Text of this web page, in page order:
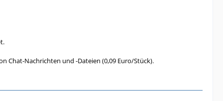
Chat-Nachrichten und -Dateien (0,09 Euro/Stück).